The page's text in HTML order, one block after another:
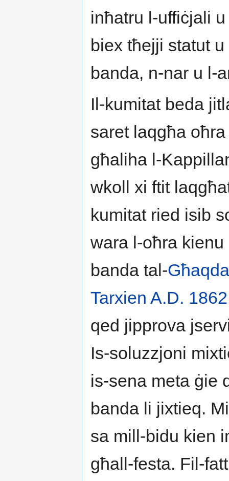
inħatru l-uffiċjali
biex tħejji statut
banda, n-nar u l-
Il-kumitat beda
saret laqgħa
għaliha l-
wkoll xi ftit
kumitat ried isib
wara l-oħra
banda tal-
Tarxien A.D. 1862
qed jipprova
Is-soluzzjoni
is-sena meta ġie
banda li jixtieq.
sa mill-bidu kien
għall-festa. Fil-